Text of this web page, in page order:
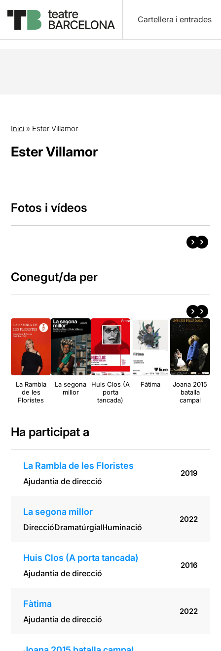
Cartellera i entrades
Inici » Ester Villamor
Ester Villamor
Fotos i vídeos
Conegut/da per
La Rambla
de les
Floristes
La segona
millor
Huis Clos (A
porta
tancada)
Fàtima
Joana 2015
batalla
campal
Ha participat a
La Rambla de les Floristes
Ajudantia de direcció
2019
La segona millor
DireccióDramatúrgiaIl·luminació
2022
Huis Clos (A porta tancada)
Ajudantia de direcció
2016
Fàtima
Ajudantia de direcció
2022